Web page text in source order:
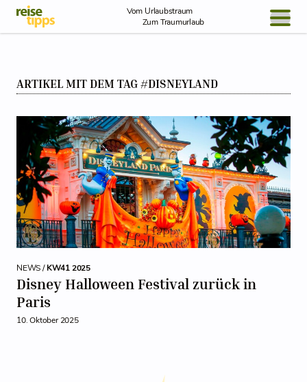
Skip to Content
Vom Urlaubstraum
Zum Traumurlaub
NEWS
ARTIKEL MIT DEM TAG #DISNEYLAND
NEWS /KW41 2025
Disney Halloween Festival zurück in
Paris
10. Oktober 2025